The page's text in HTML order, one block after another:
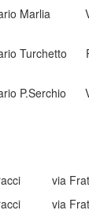
Marlia
Turchetto
P.Serchio
via
via